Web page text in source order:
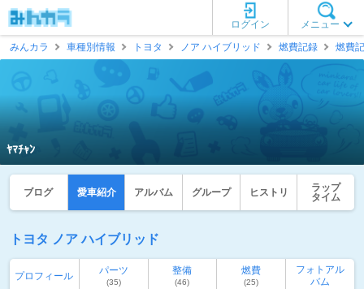
メニュー
ログイン
みんカラ
車種別情報 トヨタ ノア ハイブリッド 燃費記録 燃費
ﾔﾏﾁｬﾝ
ブログ 愛車紹介 アルバム グループ ヒストリ
ラップ
タイム
トヨタ ノア ハイブリッド
プロフィール パーツ
(35)
整備
(46)
燃費
(25)
フォトアル
バム